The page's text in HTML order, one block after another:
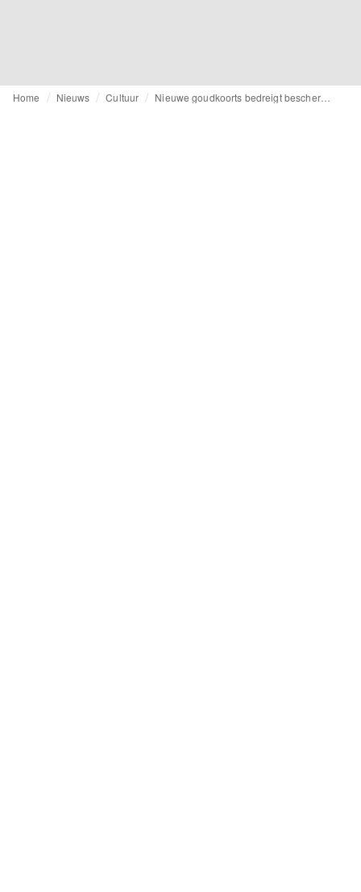
Home Nieuws Cultuur Nieuwe goudkoorts bedreigt beschermde gebieden in de Braziliaanse Amazone